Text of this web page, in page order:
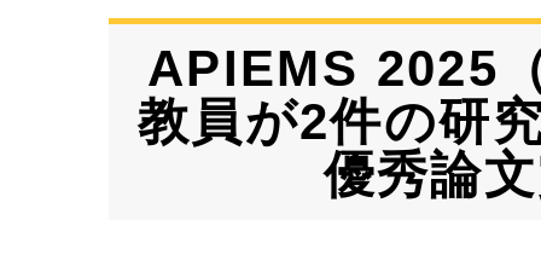
APIEMS 2025
教員が2件の研
優秀論